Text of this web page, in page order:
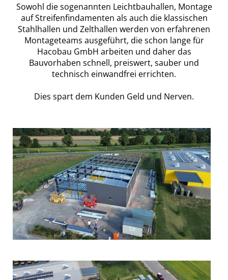
Sowohl die sogenannten Leichtbauhallen, Montage
auf Streifenfindamenten als auch die klassischen
Stahlhallen und Zelthallen werden von erfahrenen
Montageteams ausgeführt, die schon lange für
Hacobau GmbH arbeiten und daher das
Bauvorhaben schnell, preiswert, sauber und
technisch einwandfrei errichten.
Dies spart dem Kunden Geld und Nerven.